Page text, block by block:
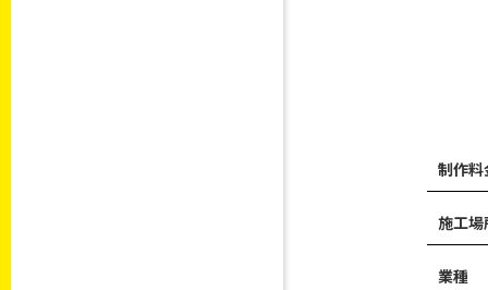
制作料
施工場
業種